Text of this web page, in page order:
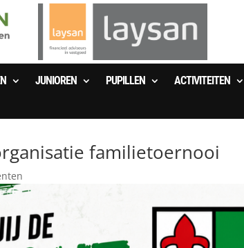
JUNIOREN PUPILLEN ACTIVITEITEN
familietoernooi